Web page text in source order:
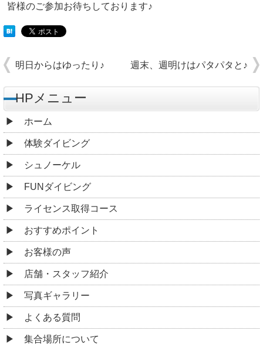
皆様のご参加お待ちしております♪
明日からはゆったり♪ 週末、週明けはパタパタと♪
HPメニュー
ホーム
体験ダイビング
シュノーケル
FUNダイビング
ライセンス取得コース
おすすめポイント
お客様の声
店舗・スタッフ紹介
写真ギャラリー
よくある質問
集合場所について